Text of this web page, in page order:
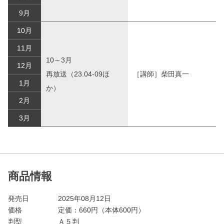
9月
10月
10～3月
再放送（23.04-09ほ
か）
［講師］柴田真一
11月
12月
1月
2月
3月
商品情報
発売日
2025年08月12日
価格
定価： 660円（本体600円）
判型
Ａ５判